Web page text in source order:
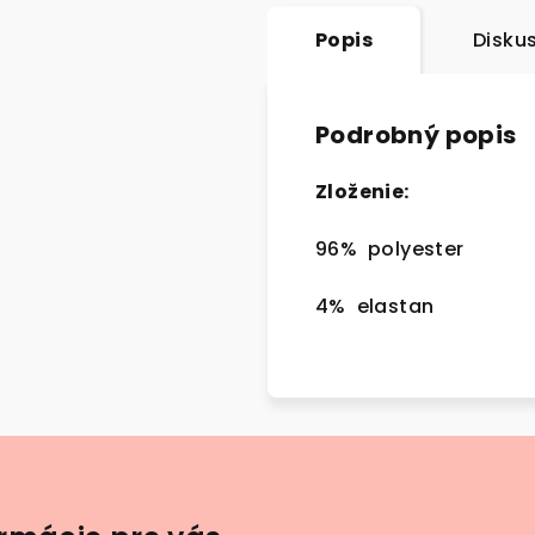
Popis
Podrobný popis
Zloženie:
96% polyester
4% elastan